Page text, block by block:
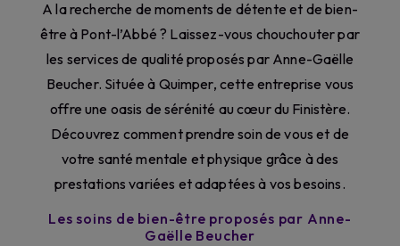
A la recherche de moments de détente et de bien-
être à Pont-l’Abbé ? Laissez-vous chouchouter par
les services de qualité proposés par Anne-Gaëlle
Beucher. Située à Quimper, cette entreprise vous
offre une oasis de sérénité au cœur du Finistère.
Découvrez comment prendre soin de vous et de
votre santé mentale et physique grâce à des
prestations variées et adaptées à vos besoins.
Les soins de bien-être proposés par Anne-
Gaëlle Beucher